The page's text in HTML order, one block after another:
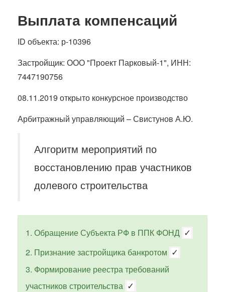
Выплата компенсаций
ID объекта: р-10396
Застройщик: ООО "Проект Парковый-1", ИНН:
7447190756
08.11.2019 открыто конкурсное производство
Арбитражный управляющий – Свистунов А.Ю.
Алгоритм мероприятий по
восстановлению прав участников
долевого строительства
1. Обращение Субъекта РФ в ППК ФОНД ✓
2. Признание застройщика банкротом ✓
3. Формирование реестра требований
участников строительства ✓